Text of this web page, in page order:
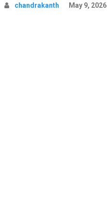
chandrakanth May 9, 2026